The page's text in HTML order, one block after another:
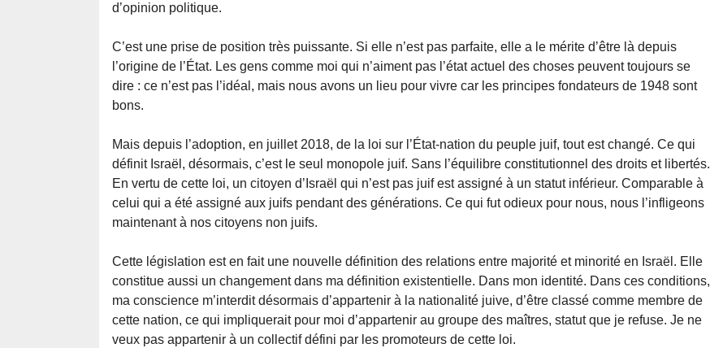
d’opinion politique.
C’est une prise de position très puissante. Si elle n’est pas parfaite, elle a le mérite d’être là depuis
l’origine de l’État. Les gens comme moi qui n’aiment pas l’état actuel des choses peuvent toujours se
dire : ce n’est pas l’idéal, mais nous avons un lieu pour vivre car les principes fondateurs de 1948 sont
bons.
Mais depuis l’adoption, en juillet 2018, de la loi sur l’État-nation du peuple juif, tout est changé. Ce qui
définit Israël, désormais, c’est le seul monopole juif. Sans l’équilibre constitutionnel des droits et libertés.
En vertu de cette loi, un citoyen d’Israël qui n’est pas juif est assigné à un statut inférieur. Comparable à
celui qui a été assigné aux juifs pendant des générations. Ce qui fut odieux pour nous, nous l’infligeons
maintenant à nos citoyens non juifs.
Cette législation est en fait une nouvelle définition des relations entre majorité et minorité en Israël. Elle
constitue aussi un changement dans ma définition existentielle. Dans mon identité. Dans ces conditions,
ma conscience m’interdit désormais d’appartenir à la nationalité juive, d’être classé comme membre de
cette nation, ce qui impliquerait pour moi d’appartenir au groupe des maîtres, statut que je refuse. Je ne
veux pas appartenir à un collectif défini par les promoteurs de cette loi.